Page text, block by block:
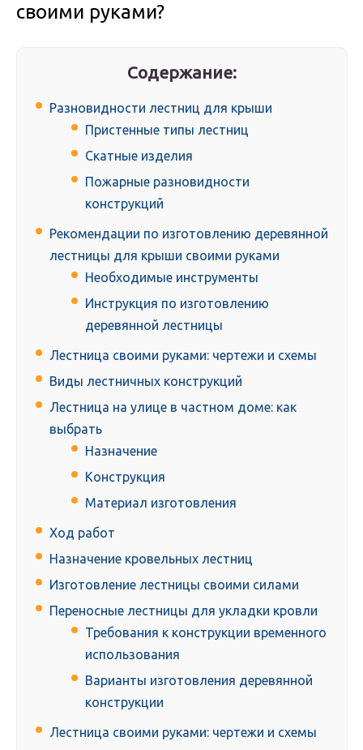
своими руками?
Содержание:
Разновидности лестниц для крыши
Пристенные типы лестниц
Скатные изделия
Пожарные разновидности
конструкций
Рекомендации по изготовлению деревянной
лестницы для крыши своими руками
Необходимые инструменты
Инструкция по изготовлению
деревянной лестницы
Лестница своими руками: чертежи и схемы
Виды лестничных конструкций
Лестница на улице в частном доме: как
выбрать
Назначение
Конструкция
Материал изготовления
Ход работ
Назначение кровельных лестниц
Изготовление лестницы своими силами
Переносные лестницы для укладки кровли
Требования к конструкции временного
использования
Варианты изготовления деревянной
конструкции
Лестница своими руками: чертежи и схемы